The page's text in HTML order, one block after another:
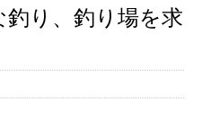
り、釣り場を求